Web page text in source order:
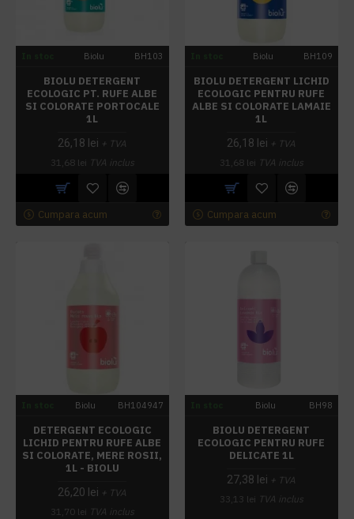
Biolu BH103
BIOLU DETERGENT
ECOLOGIC PT. RUFE ALBE
SI COLORATE PORTOCALE
1L
26,18 lei + TVA
31,68 lei TVA inclus
Cumpara acum
Biolu BH109
BIOLU DETERGENT LICHID
ECOLOGIC PENTRU RUFE
ALBE SI COLORATE LAMAIE
1L
26,18 lei + TVA
31,68 lei TVA inclus
Cumpara acum
Biolu BH104947
DETERGENT ECOLOGIC
LICHID PENTRU RUFE ALBE
SI COLORATE, MERE ROSII,
1L - BIOLU
26,20 lei + TVA
31,70 lei TVA inclus
Biolu BH98
BIOLU DETERGENT
ECOLOGIC PENTRU RUFE
DELICATE 1L
27,38 lei + TVA
33,13 lei TVA inclus